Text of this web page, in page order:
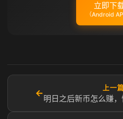
立即下
（Android
←
上一
明日之后新币怎么赚